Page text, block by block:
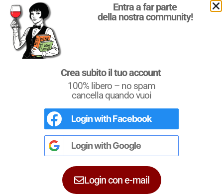
Marchio Reg. | P.IVA 03921390245
Condizioni d'uso|Privacy Policy|Cookie Policy
cookie
L'Italia del Vino
Nel libro leRegioni del Vino d’Italiacon
tutte leDenominazioni, e le
dettagliate
DOCG
singole regioni.
Entra a far parte
della nostra community!
Crea subito il tuo account
100% libero – no spam
cancella quando vuoi
Login withFacebook
Login withGoogle
Login con e-mail